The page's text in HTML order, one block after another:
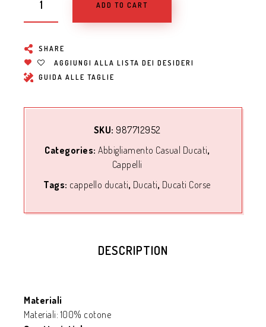
ADD TO CART
SHARE
AGGIUNGI ALLA LISTA DEI DESIDERI
GUIDA ALLE TAGLIE
SKU: 987712952
Categories: Abbigliamento Casual Ducati,
Cappelli
Tags: cappello ducati, Ducati, Ducati Corse
DESCRIPTION
Materiali
Materiali: 100% cotone